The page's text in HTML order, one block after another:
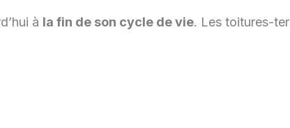
à la fin de son cycle de vie. Les toitures-